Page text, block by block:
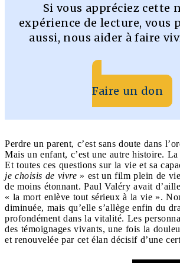
Si vous appréciez cette
expérience de lecture, vous
aussi, nous aider à faire
Faire un don
Perdre un parent, c’est sans doute dans
Mais un enfant, c’est une autre histoire.
Et toutes ces questions sur la vie et sa
je choisis de vivre » est un film plein de
de moins étonnant. Paul Valéry avait
« la mort enlève tout sérieux à la vie ».
diminuée, mais qu’elle s’allège enfin du
profondément dans la vitalité. Les
des témoignages vivants, une fois la
et renouvelée par cet élan décisif d’une